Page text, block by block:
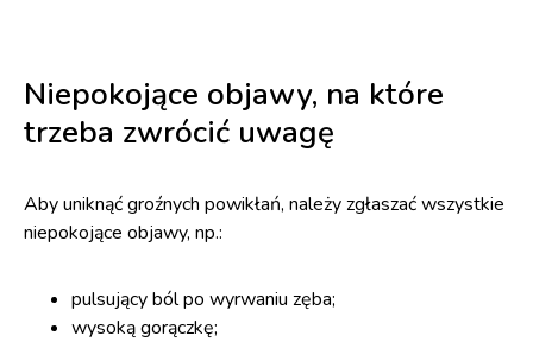
Niepokojące objawy, na które
trzeba zwrócić uwagę
Aby uniknąć groźnych powikłań, należy zgłaszać wszystkie
niepokojące objawy, np.:
pulsujący ból po wyrwaniu zęba;
wysoką gorączkę;